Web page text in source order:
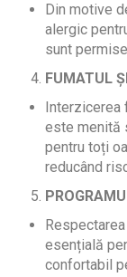
Din motive
alergic
sunt
FUMATUL
Interzicerea
este menită
pentru toți
reducând
esențială
confortabil